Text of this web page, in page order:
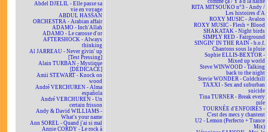
Abdel DJELIL - Elle passe sa
vie en voyage
ABDUL HASSAN
ORCHESTRA - Arabian affair
ADAMO - Inch'Allah
ADAMO - Le carosse d'or
AFTERSHOCK - Always
thinking
Al JARREAU - Never givin' up
[Test Pressing]
Alain TURBAN - Mystique
[DÉDICACÉ]
Amii STEWART - Knock on
wood
André VERCHUREN - Alma
española
André VERCHUREN - Un
certain frisson
Andy & David WILLIAMS -
What's your name
Ann SOREL - Quand j'ai si mal
Annie CORDY - Le rock à
comme ça / Y'a d'la haine
RITA MITSOUKO n°3 - Andy /
Les histoires d'A
ROXY MUSIC - Avalon
ROXY MUSIC - Flesh + Blood
SHAKATAK - Night birds
SIMPLY RED - Fairground
SINGIN' IN THE RAIN - b.o.f.
Chantons sous la pluie
Sophie ELLIS-BEXTOR -
Mixed up world
Steve WINWOOD - Talking
back to the night
Stevie WONDER - Coldchill
TAXXI - Sex and suburban
suicide
Tina TURNER - Break every
rule
TOURNÉE d'ENFOIRÉS -
C'est des mecs y chantent
U2 - Lemon (Perfecto + Trance
Mix)